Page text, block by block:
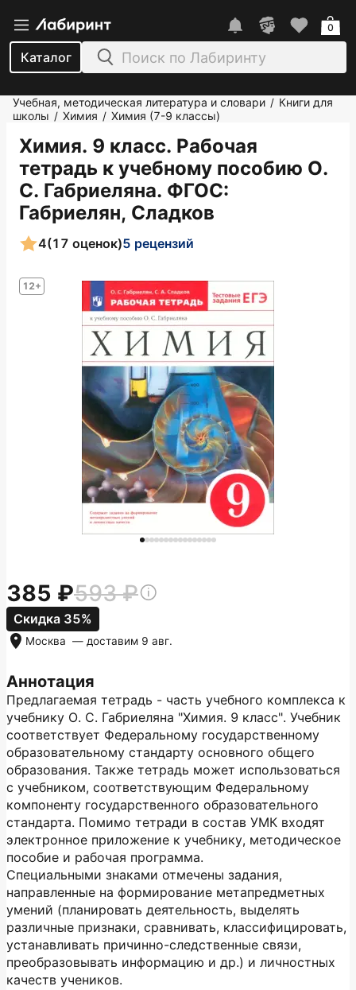
Каталог
0
Учебная, методическая литература и словари / Книги для
школы / Химия / Химия (7-9 классы)
Химия. 9 класс. Рабочая
тетрадь к учебному пособию О.
С. Габриеляна. ФГОС:
Габриелян, Сладков
12+
4(17 оценок)5 рецензий
Аннотация
Предлагаемая тетрадь - часть учебного комплекса к
учебнику О. С. Габриеляна "Химия. 9 класс". Учебник
соответствует Федеральному государственному
образовательному стандарту основного общего
образования. Также тетрадь может использоваться
с учебником, соответствующим Федеральному
компоненту государственного образовательного
стандарта. Помимо тетради в состав УМК входят
электронное приложение к учебнику, методическое
пособие и рабочая программа.
Специальными знаками отмечены задания,
направленные на формирование метапредметных
умений (планировать деятельность, выделять
различные признаки, сравнивать, классифицировать,
устанавливать причинно-следственные связи,
преобразовывать информацию и др.) и личностных
качеств учеников.
385 593
Скидка 35%
Москва — доставим 9 авг.